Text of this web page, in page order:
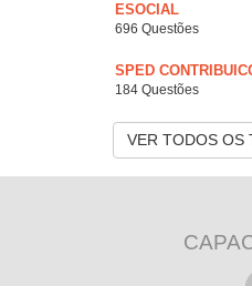
ESOCIAL
696 Questões
SPED
184 Questões
VER TODOS OS